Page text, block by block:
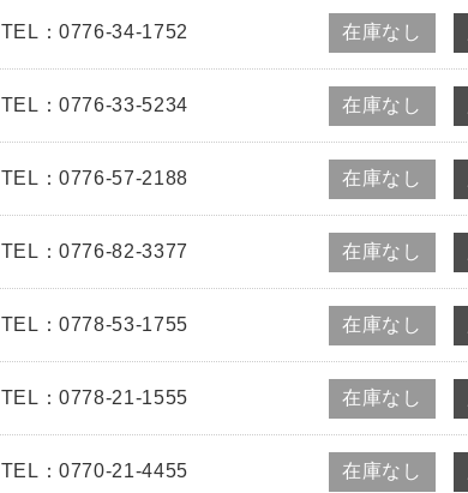
TEL：0776-34-1752 在庫なし
TEL：0776-33-5234 在庫なし
TEL：0776-57-2188 在庫なし
TEL：0776-82-3377 在庫なし
TEL：0778-53-1755 在庫なし
TEL：0778-21-1555 在庫なし
TEL：0770-21-4455 在庫なし